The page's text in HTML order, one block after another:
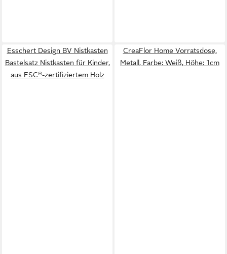
Esschert Design BV Nistkasten
Bastelsatz Nistkasten für Kinder,
aus FSC®-zertifiziertem Holz
CreaFlor Home Vorratsdose,
Metall, Farbe: Weiß, Höhe: 1cm